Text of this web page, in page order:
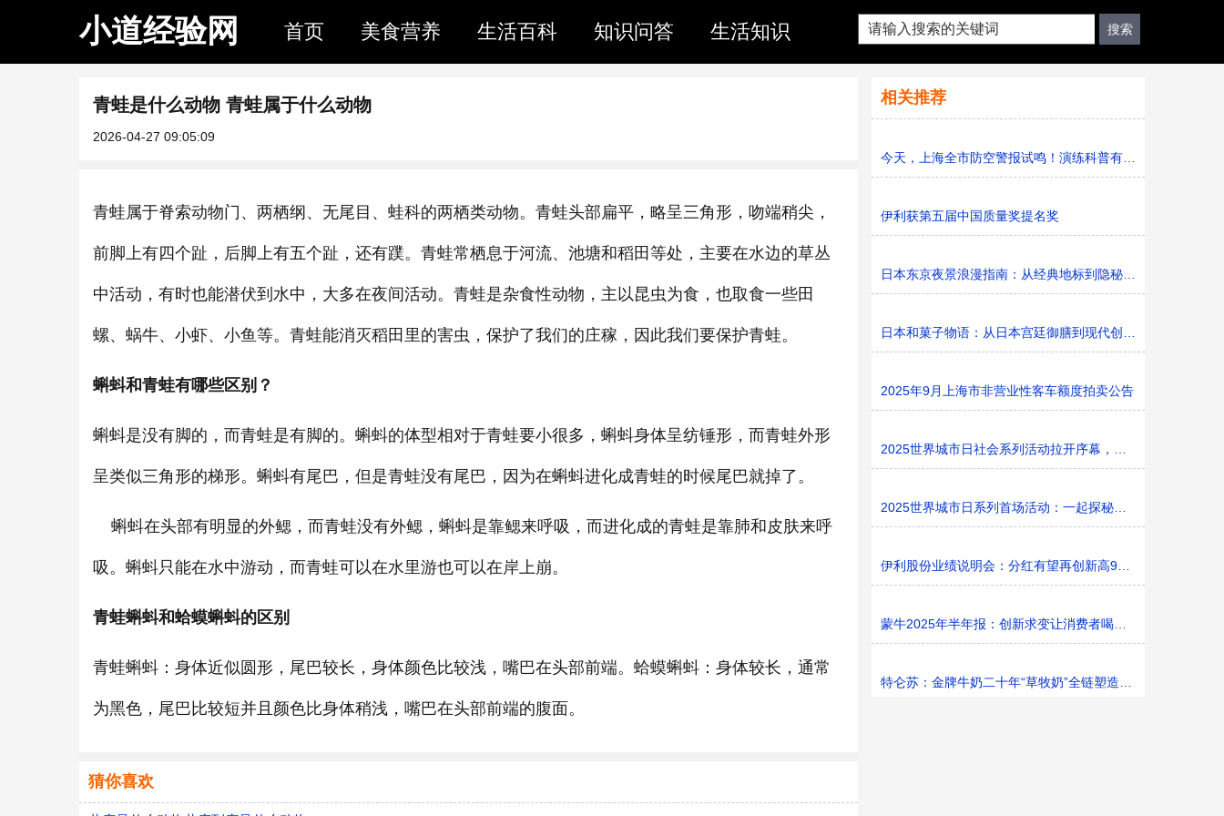
小道经验网 首页 美食营养 生活百科 知识问答 生活知识
青蛙是什么动物 青蛙属于什么动物
2026-04-27 09:05:09
青蛙属于脊索动物门、两栖纲、无尾目、蛙科的两栖类动物。青蛙头部扁平，略呈三角形，吻端稍尖，
前脚上有四个趾，后脚上有五个趾，还有蹼。青蛙常栖息于河流、池塘和稻田等处，主要在水边的草丛
中活动，有时也能潜伏到水中，大多在夜间活动。青蛙是杂食性动物，主以昆虫为食，也取食一些田
螺、蜗牛、小虾、小鱼等。青蛙能消灭稻田里的害虫，保护了我们的庄稼，因此我们要保护青蛙。
蝌蚪和青蛙有哪些区别？
蝌蚪是没有脚的，而青蛙是有脚的。蝌蚪的体型相对于青蛙要小很多，蝌蚪身体呈纺锤形，而青蛙外形
呈类似三角形的梯形。蝌蚪有尾巴，但是青蛙没有尾巴，因为在蝌蚪进化成青蛙的时候尾巴就掉了。
蝌蚪在头部有明显的外鳃，而青蛙没有外鳃，蝌蚪是靠鳃来呼吸，而进化成的青蛙是靠肺和皮肤来呼
吸。蝌蚪只能在水中游动，而青蛙可以在水里游也可以在岸上崩。
青蛙蝌蚪和蛤蟆蝌蚪的区别
青蛙蝌蚪：身体近似圆形，尾巴较长，身体颜色比较浅，嘴巴在头部前端。蛤蟆蝌蚪：身体较长，通常
为黑色，尾巴比较短并且颜色比身体稍浅，嘴巴在头部前端的腹面。
猜你喜欢
相关推荐
今天，上海全市防空警报试鸣！演练科普有序进行，人防意
伊利获第五届中国质量奖提名奖
日本东京夜景浪漫指南：从经典地标到隐秘胜地
日本和菓子物语：从日本宫廷御膳到现代创新的甜蜜传承
2025年9月上海市非营业性客车额度拍卖公告
2025世界城市日社会系列活动拉开序幕，探寻社区花园里的
2025世界城市日系列首场活动：一起探秘家门口的“魔法花园”
伊利股份业绩说明会：分红有望再创新高9%利润率目标不变
蒙牛2025年半年报：创新求变让消费者喝上奶、喝好奶、喝
特仑苏：金牌牛奶二十年“草牧奶”全链塑造有机新矩阵